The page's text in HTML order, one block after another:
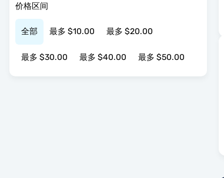
价格区间
全部 最多 $10.00 最多 $20.00
最多 $30.00 最多 $40.00 最多 $50.00